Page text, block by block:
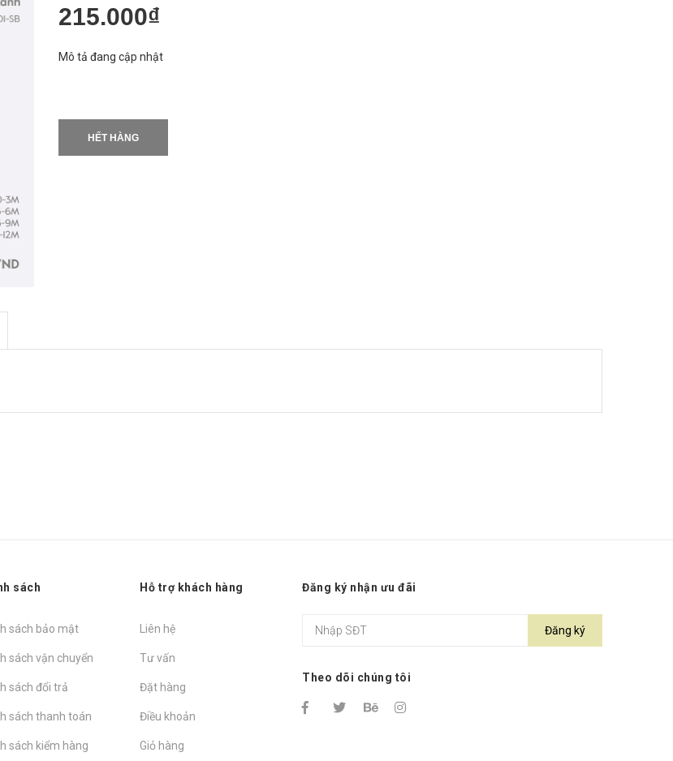
215.000₫
Mô tả đang cập nhật
HẾT HÀNG
sách
sách bảo mật
sách vận chuyển
sách đổi trả
sách thanh toán
sách kiểm hàng
Hỗ trợ khách hàng
Liên hệ
Tư vấn
Đặt hàng
Điều khoản
Giỏ hàng
Đăng ký nhận ưu đãi
Đăng ký
Theo dõi chúng tôi